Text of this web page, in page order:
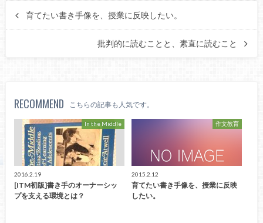
育てたい書き手像を、授業に反映したい。
批判的に読むことと、素直に読むこと
RECOMMEND こちらの記事も人気です。
In the Middle
2016.2.19
[ITM初版]書き手のオーナーシッ
プを支える環境とは？
作文教育
2015.2.12
育てたい書き手像を、授業に反映
したい。